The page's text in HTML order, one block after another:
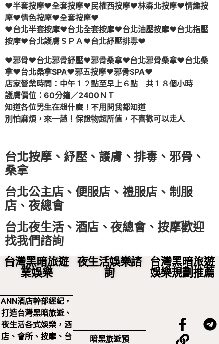
♥半套按摩♥全套按摩♥民權西按摩♥林森北按摩♥情趣按
摩♥情色按摩♥全套按摩♥
♥台北半套按摩♥台北全套按摩♥台北油壓按摩♥台北指壓
按摩♥台北護膚ＳＰＡ♥台北紓壓排毒♥
♥邪骨♥台北邪骨紓壓♥邪骨桑拿♥台北邪骨桑拿♥台北桑
拿♥台北桑拿SPA♥邪五按摩♥邪骨SPA♥
店家營業時間：中午１２點至早上６點 共１８個小時
護膚價位：60分鐘／2400ＮＴ
知道各位男生在想什麼！不用問我都知道
別怕麻煩，來一趟！保證物超所值，不喜歡可以走人
台北按摩、紓壓、護膚、排毒、邪骨、
桑拿
台北公主店、便服店、禮服店、制服
店、夜總會
台北夜生活、酒店、夜總會、按摩歡迎
找我們諮詢
台灣黑暗旅遊
業娛樂
ANN酒店幹部經紀，
打造台灣黑暗旅遊、
夜生活各式娛樂，酒
店、會所、按摩、台
夜生活娛樂諮
詢
暗黑旅遊預
台灣黑暗旅遊
娛樂規劃推薦